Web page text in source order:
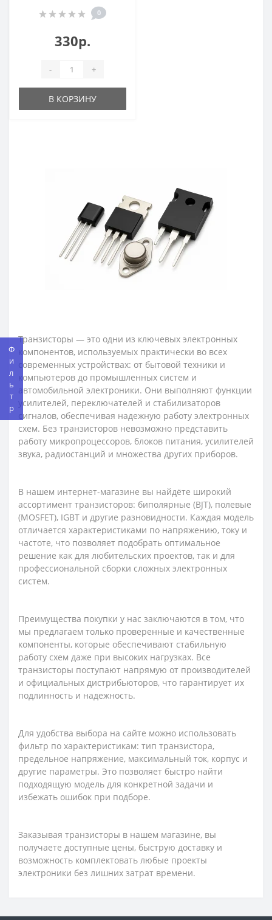
Фильтр
0
330р.
- +
В КОРЗИНУ
Транзисторы — это одни из ключевых электронных
компонентов, используемых практически во всех
современных устройствах: от бытовой техники и
компьютеров до промышленных систем и
автомобильной электроники. Они выполняют функции
усилителей, переключателей и стабилизаторов
сигналов, обеспечивая надежную работу электронных
схем. Без транзисторов невозможно представить
работу микропроцессоров, блоков питания, усилителей
звука, радиостанций и множества других приборов.
В нашем интернет-магазине вы найдёте широкий
ассортимент транзисторов: биполярные (BJT), полевые
(MOSFET), IGBT и другие разновидности. Каждая модель
отличается характеристиками по напряжению, току и
частоте, что позволяет подобрать оптимальное
решение как для любительских проектов, так и для
профессиональной сборки сложных электронных
систем.
Преимущества покупки у нас заключаются в том, что
мы предлагаем только проверенные и качественные
компоненты, которые обеспечивают стабильную
работу схем даже при высоких нагрузках. Все
транзисторы поступают напрямую от производителей
и официальных дистрибьюторов, что гарантирует их
подлинность и надежность.
Для удобства выбора на сайте можно использовать
фильтр по характеристикам: тип транзистора,
предельное напряжение, максимальный ток, корпус и
другие параметры. Это позволяет быстро найти
подходящую модель для конкретной задачи и
избежать ошибок при подборе.
Заказывая транзисторы в нашем магазине, вы
получаете доступные цены, быструю доставку и
возможность комплектовать любые проекты
электроники без лишних затрат времени.